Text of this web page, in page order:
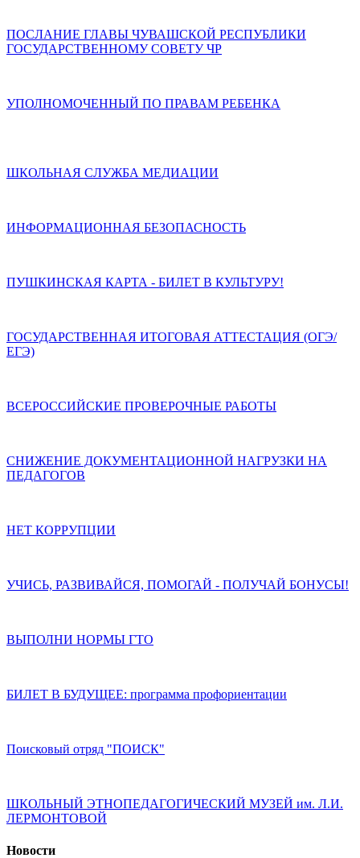
ПОСЛАНИЕ ГЛАВЫ ЧУВАШСКОЙ РЕСПУБЛИКИ
ГОСУДАРСТВЕННОМУ СОВЕТУ ЧР
УПОЛНОМОЧЕННЫЙ ПО ПРАВАМ РЕБЕНКА
ШКОЛЬНАЯ СЛУЖБА МЕДИАЦИИ
ИНФОРМАЦИОННАЯ БЕЗОПАСНОСТЬ
ПУШКИНСКАЯ КАРТА - БИЛЕТ В КУЛЬТУРУ!
ГОСУДАРСТВЕННАЯ ИТОГОВАЯ АТТЕСТАЦИЯ (ОГЭ/
ЕГЭ)
ВСЕРОССИЙСКИЕ ПРОВЕРОЧНЫЕ РАБОТЫ
СНИЖЕНИЕ ДОКУМЕНТАЦИОННОЙ НАГРУЗКИ НА
ПЕДАГОГОВ
НЕТ КОРРУПЦИИ
УЧИСЬ, РАЗВИВАЙСЯ, ПОМОГАЙ - ПОЛУЧАЙ БОНУСЫ!
ВЫПОЛНИ НОРМЫ ГТО
БИЛЕТ В БУДУЩЕЕ: программа профориентации
Поисковый отряд "ПОИСК"
ШКОЛЬНЫЙ ЭТНОПЕДАГОГИЧЕСКИЙ МУЗЕЙ им. Л.И.
ЛЕРМОНТОВОЙ
Новости